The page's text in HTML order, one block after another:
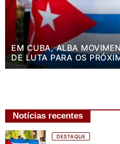
EM CUBA, ALBA
DE LUTA PARA OS
Notícias recentes
DESTAQUE